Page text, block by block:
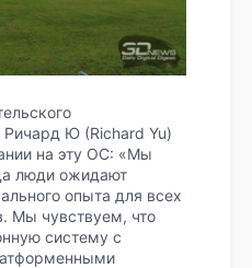
Ричард Ю (Richard Yu)
на эту ОС: «Мы
люди ожидают
опыта для всех
Мы чувствуем, что
систему с